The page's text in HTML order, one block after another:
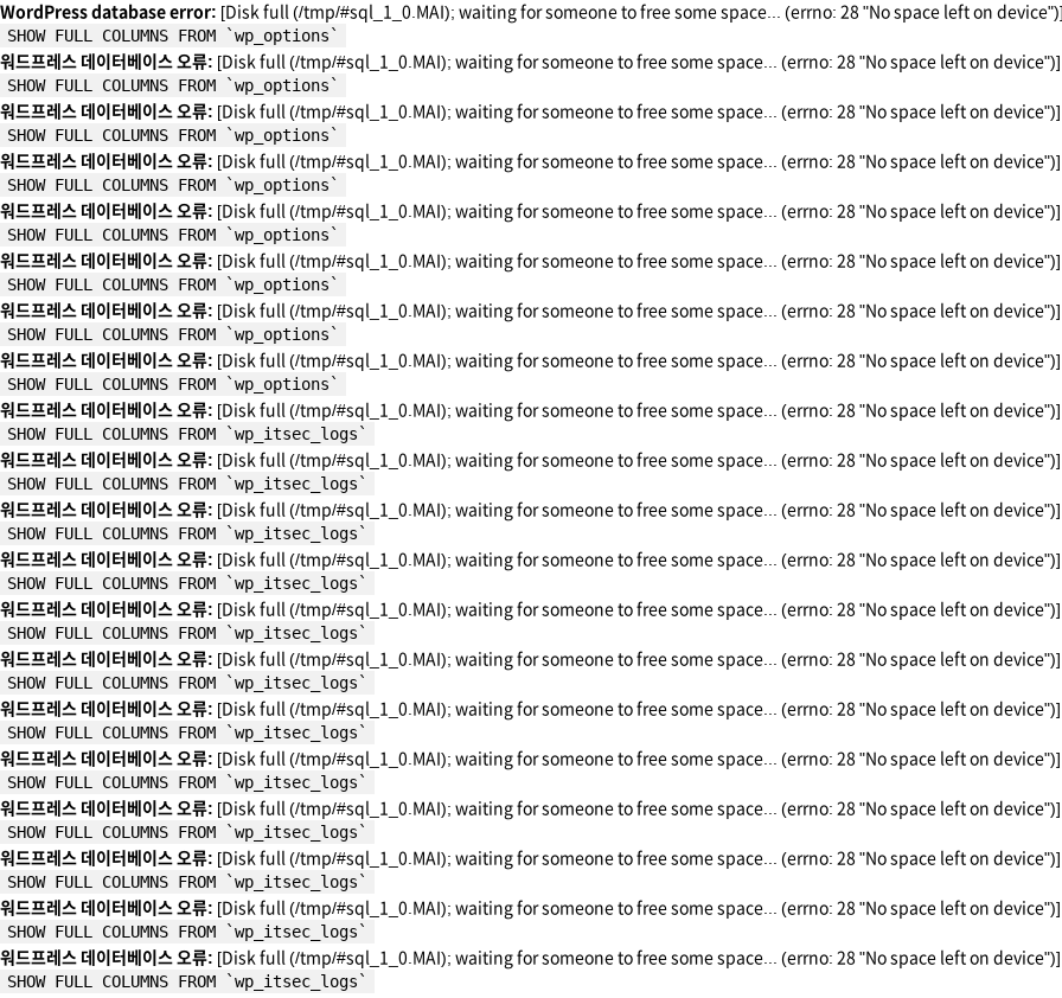
WordPress database error: [Disk full (/tmp/#sql_1_0.MAI); waiting for someone to free some space... (errno: 28 "No space left on
SHOW FULL COLUMNS FROM `wp_options`
워드프레스 데이터베이스 오류: [Disk full (/tmp/#sql_1_0.MAI); waiting for someone to free some space... (errno: 28 "No space left on device")]
SHOW FULL COLUMNS FROM `wp_options`
워드프레스 데이터베이스 오류: [Disk full (/tmp/#sql_1_0.MAI); waiting for someone to free some space... (errno: 28 "No space left on device")]
SHOW FULL COLUMNS FROM `wp_options`
워드프레스 데이터베이스 오류: [Disk full (/tmp/#sql_1_0.MAI); waiting for someone to free some space... (errno: 28 "No space left on device")]
SHOW FULL COLUMNS FROM `wp_options`
워드프레스 데이터베이스 오류: [Disk full (/tmp/#sql_1_0.MAI); waiting for someone to free some space... (errno: 28 "No space left on device")]
SHOW FULL COLUMNS FROM `wp_options`
워드프레스 데이터베이스 오류: [Disk full (/tmp/#sql_1_0.MAI); waiting for someone to free some space... (errno: 28 "No space left on device")]
SHOW FULL COLUMNS FROM `wp_options`
워드프레스 데이터베이스 오류: [Disk full (/tmp/#sql_1_0.MAI); waiting for someone to free some space... (errno: 28 "No space left on device")]
SHOW FULL COLUMNS FROM `wp_options`
워드프레스 데이터베이스 오류: [Disk full (/tmp/#sql_1_0.MAI); waiting for someone to free some space... (errno: 28 "No space left on device")]
SHOW FULL COLUMNS FROM `wp_options`
워드프레스 데이터베이스 오류: [Disk full (/tmp/#sql_1_0.MAI); waiting for someone to free some space... (errno: 28 "No space left on device")]
SHOW FULL COLUMNS FROM `wp_itsec_logs`
워드프레스 데이터베이스 오류: [Disk full (/tmp/#sql_1_0.MAI); waiting for someone to free some space... (errno: 28 "No space left on device")]
SHOW FULL COLUMNS FROM `wp_itsec_logs`
워드프레스 데이터베이스 오류: [Disk full (/tmp/#sql_1_0.MAI); waiting for someone to free some space... (errno: 28 "No space left on device")]
SHOW FULL COLUMNS FROM `wp_itsec_logs`
워드프레스 데이터베이스 오류: [Disk full (/tmp/#sql_1_0.MAI); waiting for someone to free some space... (errno: 28 "No space left on device")]
SHOW FULL COLUMNS FROM `wp_itsec_logs`
워드프레스 데이터베이스 오류: [Disk full (/tmp/#sql_1_0.MAI); waiting for someone to free some space... (errno: 28 "No space left on device")]
SHOW FULL COLUMNS FROM `wp_itsec_logs`
워드프레스 데이터베이스 오류: [Disk full (/tmp/#sql_1_0.MAI); waiting for someone to free some space... (errno: 28 "No space left on device")]
SHOW FULL COLUMNS FROM `wp_itsec_logs`
워드프레스 데이터베이스 오류: [Disk full (/tmp/#sql_1_0.MAI); waiting for someone to free some space... (errno: 28 "No space left on device")]
SHOW FULL COLUMNS FROM `wp_itsec_logs`
워드프레스 데이터베이스 오류: [Disk full (/tmp/#sql_1_0.MAI); waiting for someone to free some space... (errno: 28 "No space left on device")]
SHOW FULL COLUMNS FROM `wp_itsec_logs`
워드프레스 데이터베이스 오류: [Disk full (/tmp/#sql_1_0.MAI); waiting for someone to free some space... (errno: 28 "No space left on device")]
SHOW FULL COLUMNS FROM `wp_itsec_logs`
워드프레스 데이터베이스 오류: [Disk full (/tmp/#sql_1_0.MAI); waiting for someone to free some space... (errno: 28 "No space left on device")]
SHOW FULL COLUMNS FROM `wp_itsec_logs`
워드프레스 데이터베이스 오류: [Disk full (/tmp/#sql_1_0.MAI); waiting for someone to free some space... (errno: 28 "No space left on device")]
SHOW FULL COLUMNS FROM `wp_itsec_logs`
워드프레스 데이터베이스 오류: [Disk full (/tmp/#sql_1_0.MAI); waiting for someone to free some space... (errno: 28 "No space left on device")]
SHOW FULL COLUMNS FROM `wp_itsec_logs`